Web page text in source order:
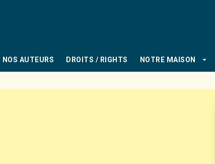
NOS AUTEURS DROITS / RIGHTS NOTRE MAISON arrow_drop_down